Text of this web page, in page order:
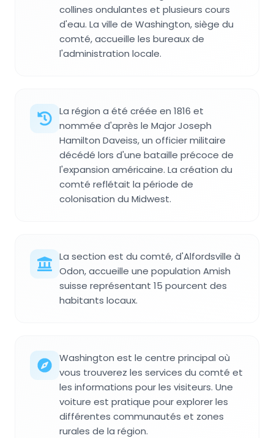
collines ondulantes et plusieurs cours
d'eau. La ville de Washington, siège du
comté, accueille les bureaux de
l'administration locale.
La région a été créée en 1816 et
nommée d'après le Major Joseph
Hamilton Daveiss, un officier militaire
décédé lors d'une bataille précoce de
l'expansion américaine. La création du
comté reflétait la période de
colonisation du Midwest.
La section est du comté, d'Alfordsville à
Odon, accueille une population Amish
suisse représentant 15 pourcent des
habitants locaux.
Washington est le centre principal où
vous trouverez les services du comté et
les informations pour les visiteurs. Une
voiture est pratique pour explorer les
différentes communautés et zones
rurales de la région.